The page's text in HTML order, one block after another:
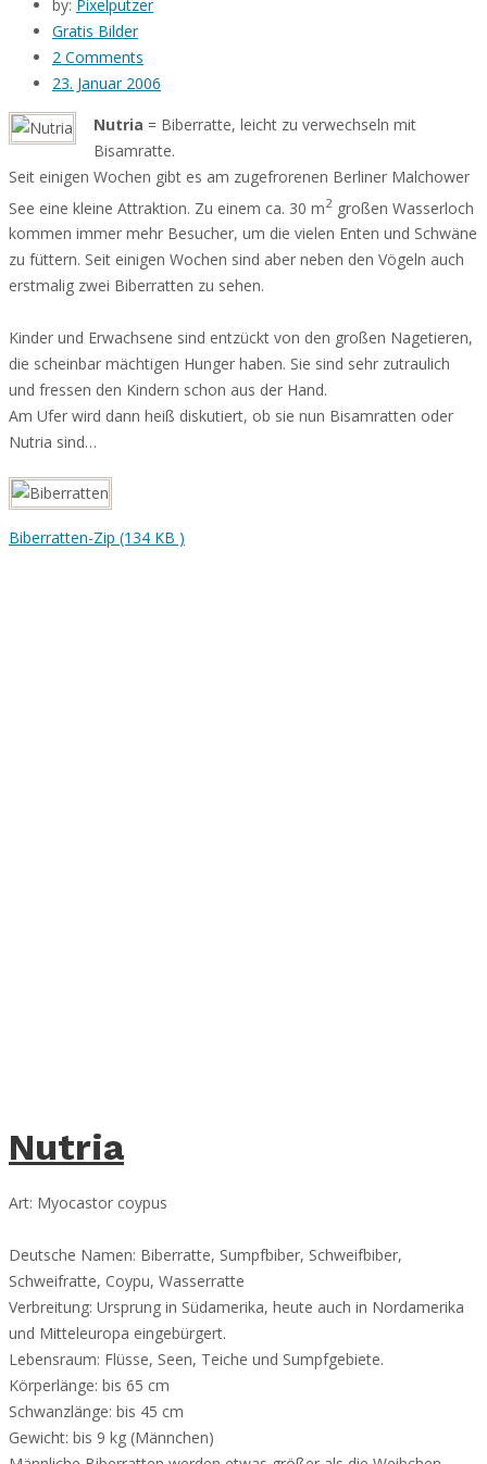
by: Pixelputzer
Gratis Bilder
2 Comments
23. Januar 2006
Nutria = Biberratte, leicht zu verwechseln mit
Bisamratte.
Seit einigen Wochen gibt es am zugefrorenen Berliner Malchower
See eine kleine Attraktion. Zu einem ca. 30 m2 großen Wasserloch
kommen immer mehr Besucher, um die vielen Enten und Schwäne
zu füttern. Seit einigen Wochen sind aber neben den Vögeln auch
erstmalig zwei Biberratten zu sehen.
Kinder und Erwachsene sind entzückt von den großen Nagetieren,
die scheinbar mächtigen Hunger haben. Sie sind sehr zutraulich
und fressen den Kindern schon aus der Hand.
Am Ufer wird dann heiß diskutiert, ob sie nun Bisamratten oder
Nutria sind…
Biberratten-Zip (134 KB )
Nutria
Art: Myocastor coypus
Deutsche Namen: Biberratte, Sumpfbiber, Schweifbiber,
Schweifratte, Coypu, Wasserratte
Verbreitung: Ursprung in Südamerika, heute auch in Nordamerika
und Mitteleuropa eingebürgert.
Lebensraum: Flüsse, Seen, Teiche und Sumpfgebiete.
Körperlänge: bis 65 cm
Schwanzlänge: bis 45 cm
Gewicht: bis 9 kg (Männchen)